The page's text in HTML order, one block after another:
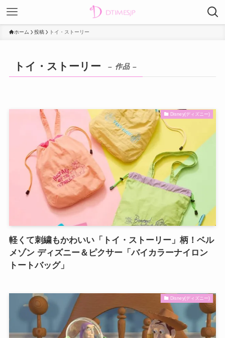
ホーム 投稿 トイ・ストーリー
トイ・ストーリー – 作品 –
Disney(ディズニー)
軽くて刺繍もかわいい「トイ・ストーリー」柄！ベル
メゾン ディズニー＆ピクサー「バイカラーナイロン
トートバッグ」
Disney(ディズニー)